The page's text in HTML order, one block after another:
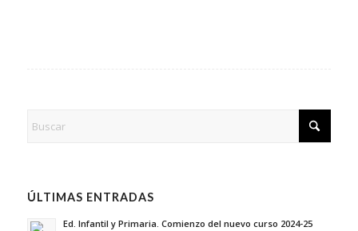
ÚLTIMAS ENTRADAS
Ed. Infantil y Primaria. Comienzo del nuevo curso 2024-25